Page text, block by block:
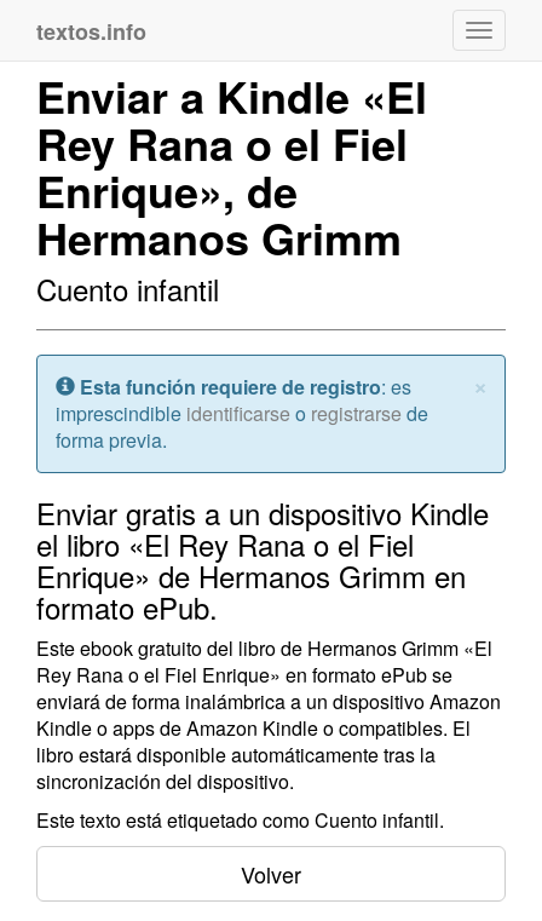
textos.info
Enviar a Kindle «El
Rey Rana o el Fiel
Enrique», de
Hermanos Grimm
Cuento infantil
×
Atención:
Esta función requiere de registro: es
imprescindible identificarse o registrarse de
forma previa.
Enviar gratis a un dispositivo Kindle
el libro «El Rey Rana o el Fiel
Enrique» de Hermanos Grimm en
formato ePub.
Este ebook gratuito del libro de Hermanos Grimm «El
Rey Rana o el Fiel Enrique» en formato ePub se
enviará de forma inalámbrica a un dispositivo Amazon
Kindle o apps de Amazon Kindle o compatibles. El
libro estará disponible automáticamente tras la
sincronización del dispositivo.
Este texto está etiquetado como Cuento infantil.
Volver